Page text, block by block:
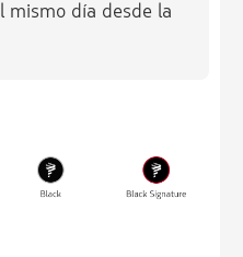
mismo día desde la